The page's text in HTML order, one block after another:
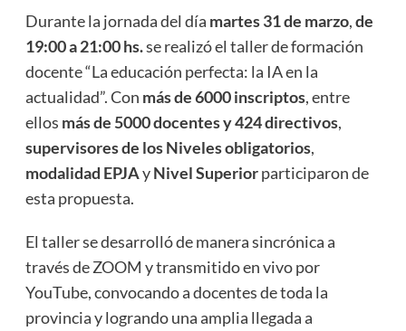
Durante la jornada del día martes 31 de marzo,de
19:00 a 21:00 hs.se realizó el taller de formación
docente “La educación perfecta: la IA en la
actualidad”. Con más de 6000 inscriptos, entre
ellos más de 5000 docentes y 424 directivos,
supervisores de los Niveles obligatorios,
modalidad EPJAyNivel Superiorparticiparon de
esta propuesta.
El taller se desarrolló de manera sincrónica a
través de ZOOM y transmitido en vivo por
YouTube, convocando a docentes de toda la
provincia y logrando una amplia llegada a